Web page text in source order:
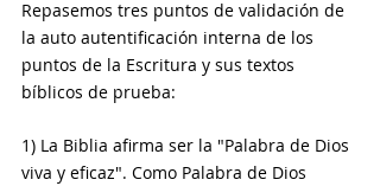
Repasemos tres puntos de validación de
la auto autentificación interna de los
puntos de la Escritura y sus textos
bíblicos de prueba:
1) La Biblia afirma ser la "Palabra de Dios
viva y eficaz". Como Palabra de Dios